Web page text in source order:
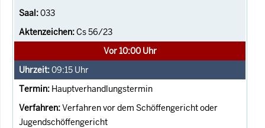
033
Cs 56/23
Vor 10:00 Uhr
09:15 Uhr
Hauptverhandlungstermin
Verfahren vor dem Schöffengericht oder
Jugendschöffengericht